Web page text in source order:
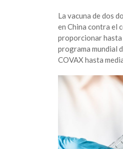
La vacuna de dos
en China contra el
proporcionar
programa mundial
COVAX hasta